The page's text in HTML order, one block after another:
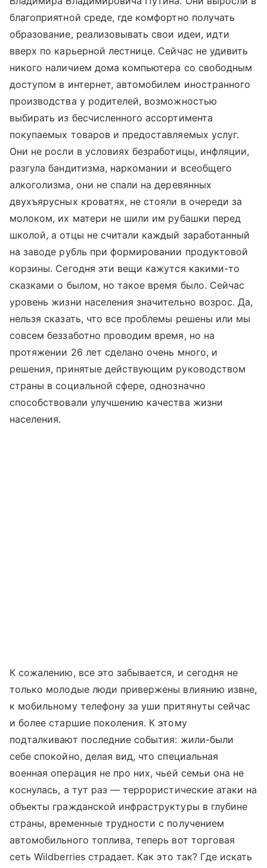
благоприятной среде, где комфортно получать
образование, реализовывать свои идеи, идти
вверх по карьерной лестнице. Сейчас не удивить
никого наличием дома компьютера со свободным
доступом в интернет, автомобилем иностранного
производства у родителей, возможностью
выбирать из бесчисленного ассортимента
покупаемых товаров и предоставляемых услуг.
Они не росли в условиях безработицы, инфляции,
разгула бандитизма, наркомании и всеобщего
алкоголизма, они не спали на деревянных
двухъярусных кроватях, не стояли в очереди за
молоком, их матери не шили им рубашки перед
школой, а отцы не считали каждый заработанный
на заводе рубль при формировании продуктовой
корзины. Сегодня эти вещи кажутся какими-то
сказками о былом, но такое время было. Сейчас
уровень жизни населения значительно возрос. Да,
нельзя сказать, что все проблемы решены или мы
совсем беззаботно проводим время, но на
протяжении 26 лет сделано очень много, и
решения, принятые действующим руководством
страны в социальной сфере, однозначно
способствовали улучшению качества жизни
населения.
К сожалению, все это забывается, и сегодня не
только молодые люди привержены влиянию извне,
к мобильному телефону за уши притянуты сейчас
и более старшие поколения. К этому
подталкивают последние события: жили-были
себе спокойно, делая вид, что специальная
военная операция не про них, чьей семьи она не
коснулась, а тут раз — террористические атаки на
объекты гражданской инфраструктуры в глубине
страны, временные трудности с получением
автомобильного топлива, теперь вот торговая
сеть Wildberries страдает. Как это так? Где искать